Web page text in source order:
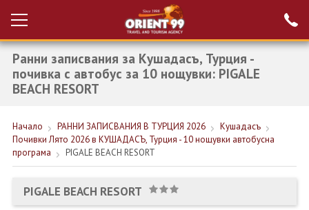
Вход за агенти
Проверка на
резервация
НОВА ГОДИНА ТУРЦИЯ
НОВА ГОДИНА
Ранни записвания за Кушадасъ, Турция -
почивка с автобус за 10 нощувки: PIGALE
BEACH RESORT
Начало РАННИ ЗАПИСВАНИЯ В ТУРЦИЯ 2026
Кушадасъ
Почивки Лято 2026 в КУШАДАСЪ, Турция - 10 нощувки автобусна
програма
PIGALE BEACH RESORT
PIGALE BEACH RESORT